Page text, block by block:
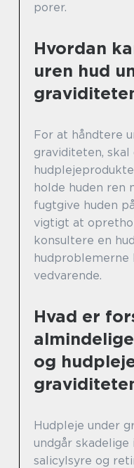
porer.
Hvordan
uren hud
For at håndtere
graviditeten, skal
holde huden ren
fugtgive huden
vigtigt at
konsultere en
vedvarende.
Hvad er
og
Hudpleje under
undgår skadelige
salicylsyre og